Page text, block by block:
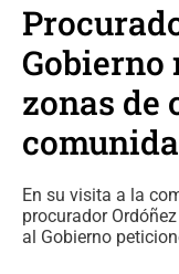
Gobierno
zonas de
En su visita a la
procurador
al Gobierno